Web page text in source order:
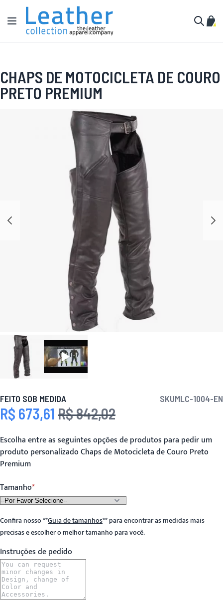
Pular para o conteúdo
Alternar Nav
CHAPS DE MOTOCICLETA DE COURO
PRETO PREMIUM
FEITO SOB MEDIDA SKUMLC-1004-EN
Preço Especial
R$ 673,61 Preço
R$ 842,02
Escolha entre as seguintes opções de produtos para pedir um
produto personalizado Chaps de Motocicleta de Couro Preto
Premium
Tamanho
Confira nosso**Guia de tamanhos**para encontrar as medidas mais
precisas e escolher o melhor tamanho para você.
Instruções de pedido